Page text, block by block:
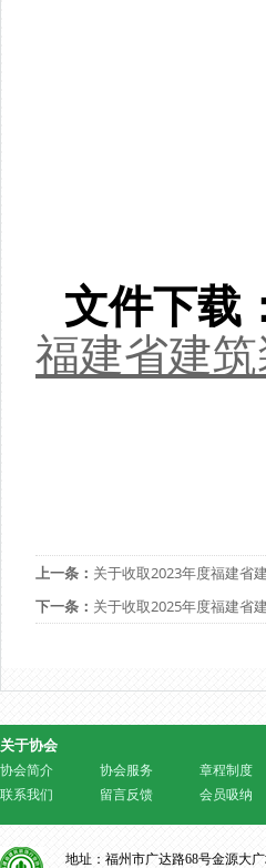
文件下载
福建省建
上一条： 关于收取2023年度福建省
下一条： 关于收取2025年度福建省
关于协会
协会简介 协会服务 章程制度
联系我们
留言反馈 会员吸纳
地址：福州市广达路68号金源大